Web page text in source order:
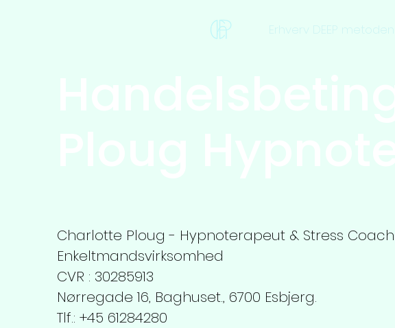
Erhverv DEEP metoden
Charlotte Ploug - Hypnoterapeut & Stress Coach
Enkeltmandsvirksomhed
CVR : 30285913
Nørregade 16, Baghuset., 6700 Esbjerg.
Tlf.: +45 61284280